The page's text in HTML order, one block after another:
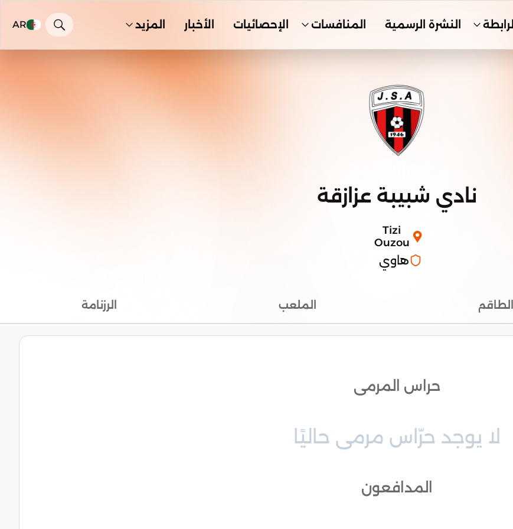
الرابطة النشرة الرسمية المنافسات الإحصائيات الأخبار المزيد AR
نادي شبيبة عزازقة
Tizi
Ouzou
هاوي
الطاقم الملعب الرزنامة
حراس المرمى
لا يوجد حرّاس مرمى حاليًا
المدافعون